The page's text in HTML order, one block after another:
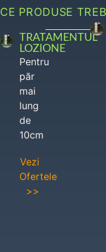
CE PRODUSE
TRATAMENTUL
LOZIONE
Pentru
păr
mai
lung
de
10cm
Vezi
Ofertele
>>